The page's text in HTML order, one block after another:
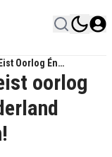
Oorlog Én
Moet Nú Wakker
oorlog